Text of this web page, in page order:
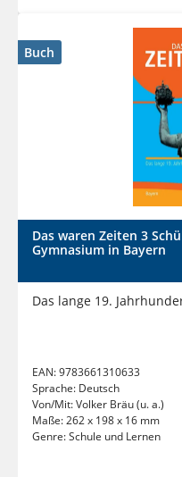
Buch
Das waren Zeiten 3
Gymnasium in Bayern
Das lange 19.
EAN:9783661310633
Sprache: Deutsch
Von/Mit:Volker Bräu (u. a.)
Maße:262 x 198 x 16 mm
Genre:Schule und Lernen